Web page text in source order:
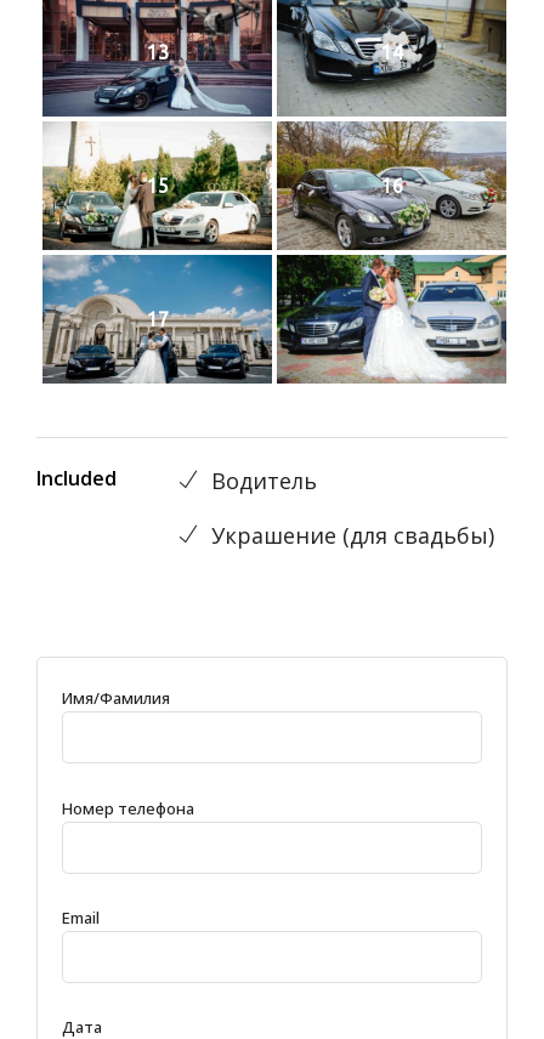
13 14
15 16
17 18
Included
Водитель
Украшениe (для свадьбы)
Имя/Фамилия
Номер телефона
Email
Дата